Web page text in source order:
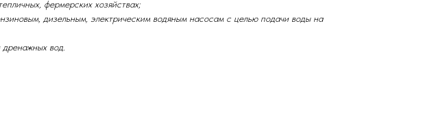
фермерских хозяйствах;
дизельным, электрическим водяным насосам с целью подачи воды на
дренажных вод.